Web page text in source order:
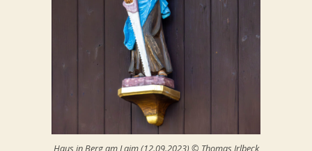
Haus in Berg am Laim (12.09.2023) © Thomas Irlbeck